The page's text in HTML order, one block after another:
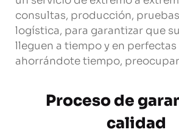
consultas, producción,
logística, para garantizar que
lleguen a tiempo y en
ahorrándote tiempo,
Proceso de
calidad